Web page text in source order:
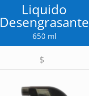
Liquido
Desengrasante
650 ml
$